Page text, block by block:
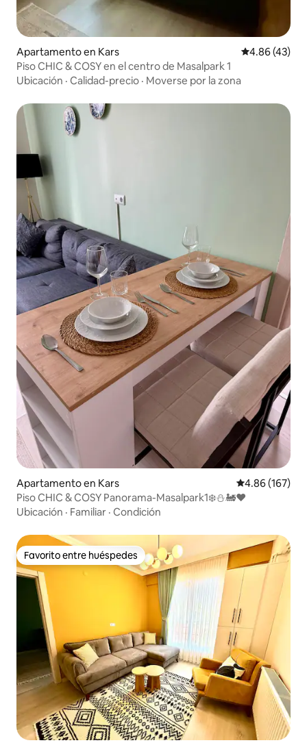
Apartamento en Kars Calificación
4.86 (43)
Piso CHIC & COSY en el centro de Masalpark 1
Ubicación · Calidad-precio · Moverse por la zona
Apartamento en Kars Calificación
4.86 (167)
Piso CHIC & COSY Panorama-Masalpark1❄️⛄️🚂❤️
Ubicación · Familiar · Condición
Favorito entre huéspedes
Favorito entre huéspedes